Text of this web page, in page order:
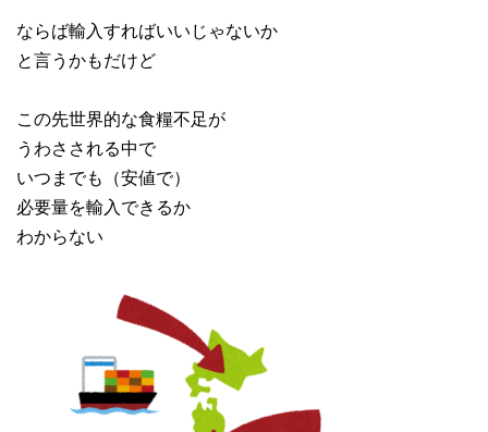
ならば輸入すればいいじゃないか
と言うかもだけど
この先世界的な食糧不足が
うわさされる中で
いつまでも（安値で）
必要量を輸入できるか
わからない